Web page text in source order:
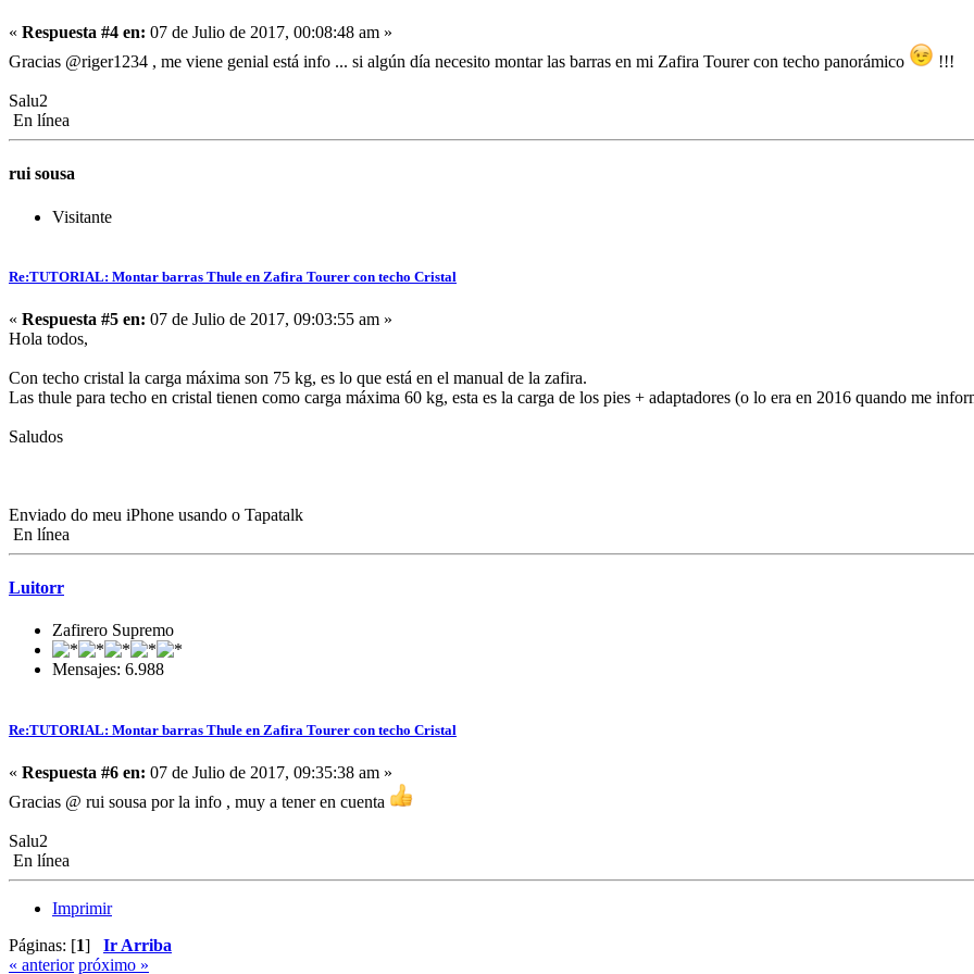
« Respuesta #4 en: 07 de Julio de 2017, 00:08:48 am »
Gracias @riger1234 , me viene genial está info ... si algún día necesito montar las barras en mi Zafira Tourer con techo panorámico
!!!
Salu2
En línea
rui sousa
Visitante
Re:TUTORIAL: Montar barras Thule en Zafira Tourer con techo Cristal
« Respuesta #5 en: 07 de Julio de 2017, 09:03:55 am »
Hola todos,
Con techo cristal la carga máxima son 75 kg, es lo que está en el manual de la zafira.
Las thule para techo en cristal tienen como carga máxima 60 kg, esta es la carga de los pies + adaptadores (o lo era en 2016 quando me
Saludos
Enviado do meu iPhone usando o Tapatalk
En línea
Luitorr
Zafirero Supremo
Mensajes: 6.988
Re:TUTORIAL: Montar barras Thule en Zafira Tourer con techo Cristal
« Respuesta #6 en: 07 de Julio de 2017, 09:35:38 am »
Gracias @ rui sousa por la info , muy a tener en cuenta
Salu2
En línea
Imprimir
Páginas: [1] Ir Arriba
« anterior próximo »